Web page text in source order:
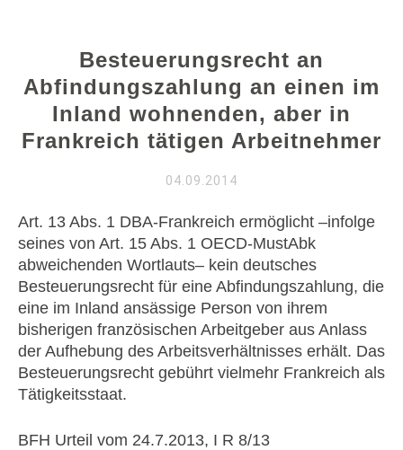
Besteuerungsrecht an
Abfindungszahlung an einen im
Inland wohnenden, aber in
Frankreich tätigen Arbeitnehmer
04.09.2014
Art. 13 Abs. 1 DBA-Frankreich ermöglicht –infolge
seines von Art. 15 Abs. 1 OECD-MustAbk
abweichenden Wortlauts– kein deutsches
Besteuerungsrecht für eine Abfindungszahlung, die
eine im Inland ansässige Person von ihrem
bisherigen französischen Arbeitgeber aus Anlass
der Aufhebung des Arbeitsverhältnisses erhält. Das
Besteuerungsrecht gebührt vielmehr Frankreich als
Tätigkeitsstaat.
BFH Urteil vom 24.7.2013, I R 8/13